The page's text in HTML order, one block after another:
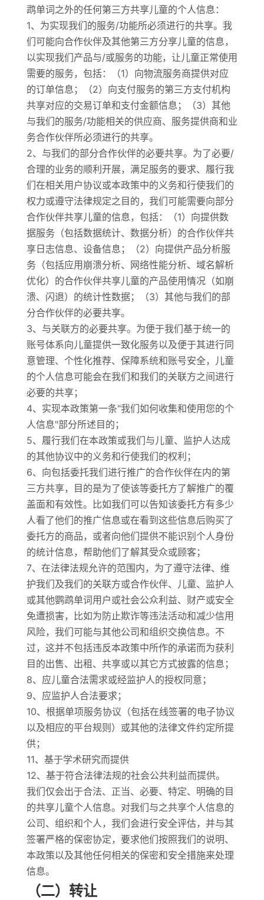
鹉单词之外的任何第三方共享儿童的个人信息：
1、为实现我们的服务/功能所必须进行的共享。我
们可能向合作伙伴及其他第三方分享儿童的信息，
以实现我们产品与/或服务的功能，让儿童正常使用
需要的服务，包括：（1）向物流服务商提供对应
的订单信息；（2）向支付服务的第三方支付机构
共享对应的交易订单和支付金额信息；（3）其他
与我们的服务/功能相关的供应商、服务提供商和业
务合作伙伴所必须进行的共享。
2、与我们的部分合作伙伴的必要共享。为了必要/
合理的业务的顺利开展，满足服务的要求、履行我
们在相关用户协议或本政策中的义务和行使我们的
权力或遵守法律规定之目的，我们可能需要向部分
合作伙伴共享儿童的信息，包括：（1）向提供数
据服务（包括数据统计、数据分析）的合作伙伴共
享日志信息、设备信息；（2）向提供产品分析服
务（包括应用崩溃分析、网络性能分析、域名解析
优化）的合作伙伴共享儿童的产品使用情况（如崩
溃、闪退）的统计性数据；（3）其他与我们的部
分合作伙伴的必要共享。
3、与关联方的必要共享。为便于我们基于统一的
账号体系向儿童提供一致化服务以及便于其进行同
意管理、个性化推荐、保障系统和账号安全，儿童
的个人信息可能会在我们和我们的关联方之间进行
必要的共享；
4、实现本政策第一条"我们如何收集和使用您的个
人信息"部分所述目的；
5、履行我们在本政策或我们与儿童、监护人达成
的其他协议中的义务和行使我们的权利；
6、向包括委托我们进行推广的合作伙伴在内的第
三方共享，目的是为了使该等委托方了解推广的覆
盖面和有效性。比如我们可以告知该委托方有多少
人看了他们的推广信息或在看到这些信息后购买了
委托方的商品，或者向他们提供不能识别个人身份
的统计信息，帮助他们了解其受众或顾客；
7、在法律法规允许的范围内，为了遵守法律、维
护我们及我们的关联方或合作伙伴、儿童、监护人
或其他鹦鹉单词用户或社会公众利益、财产或安全
免遭损害，比如为防止欺诈等违法活动和减少信用
风险，我们可能与其他公司和组织交换信息。不
过，这并不包括违反本政策中所作的承诺而为获利
目的出售、出租、共享或以其它方式披露的信息；
8、应儿童合法需求或经监护人的授权同意；
9、应监护人合法要求；
10、根据单项服务协议（包括在线签署的电子协议
以及相应的平台规则）或其他的法律文件约定所提
供；
11、基于学术研究而提供
12、基于符合法律法规的社会公共利益而提供。
我们仅会出于合法、正当、必要、特定、明确的目
的共享儿童个人信息。对我们与之共享个人信息的
公司、组织和个人，我们会进行安全评估，并与其
签署严格的保密协定，要求他们按照我们的说明、
本政策以及其他任何相关的保密和安全措施来处理
信息。
（二）转让